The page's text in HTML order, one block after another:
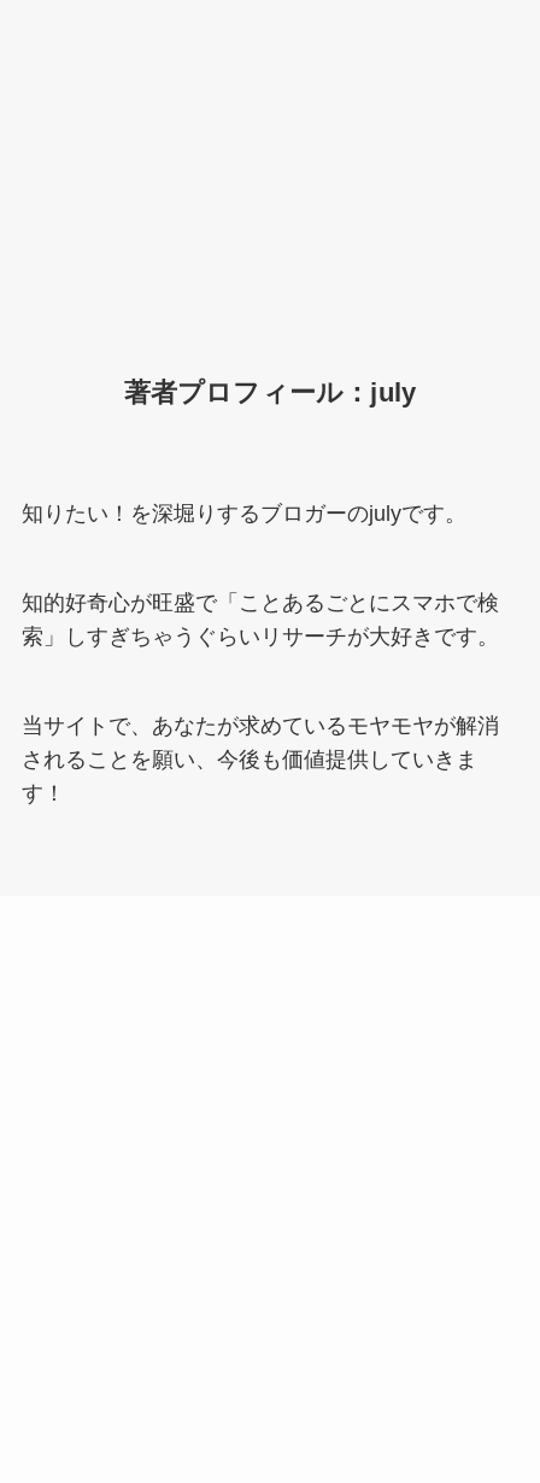
著者プロフィール：july
知りたい！を深堀りするブロガーのjulyです。
知的好奇心が旺盛で「ことあるごとにスマホで検
索」しすぎちゃうぐらいリサーチが大好きです。
当サイトで、あなたが求めているモヤモヤが解消
されることを願い、今後も価値提供していきま
す！